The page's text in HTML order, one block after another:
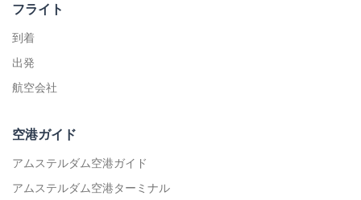
フライト
到着
出発
航空会社
空港ガイド
アムステルダム空港ガイド
アムステルダム空港ターミナル